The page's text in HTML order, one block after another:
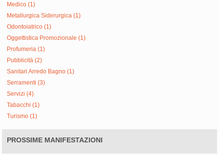
Medico (1)
Metallurgica Siderurgica (1)
Odontoiatrico (1)
Oggettistica Promozionale (1)
Profumeria (1)
Pubblicità (2)
Sanitari Arredo Bagno (1)
Serramenti (3)
Servizi (4)
Tabacchi (1)
Turismo (1)
PROSSIME MANIFESTAZIONI